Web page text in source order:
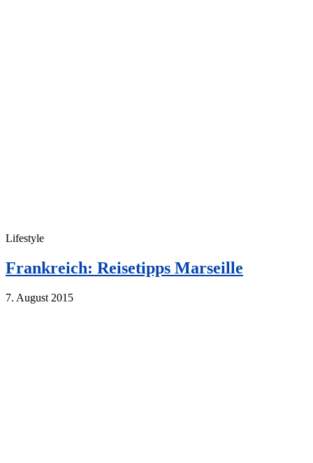
Lifestyle
Frankreich: Reisetipps Marseille
7. August 2015